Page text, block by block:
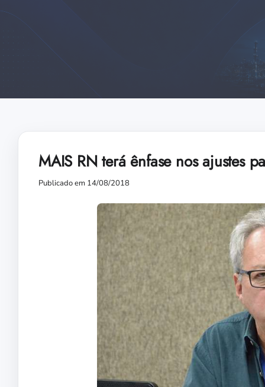
MAIS RN terá ênfase nos ajustes
Publicado em 14/08/2018